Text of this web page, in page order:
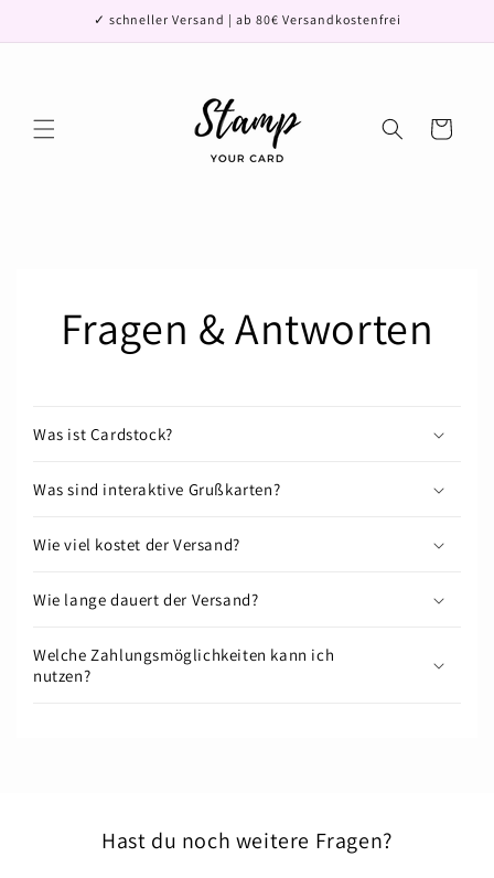
Inhalt
✓ schneller Versand | ab 80€ Versandkostenfrei
Warenkorb
Fragen & Antworten
Was ist Cardstock?
Was sind interaktive Grußkarten?
Wie viel kostet der Versand?
Wie lange dauert der Versand?
Welche Zahlungsmöglichkeiten kann ich
nutzen?
Hast du noch weitere Fragen?